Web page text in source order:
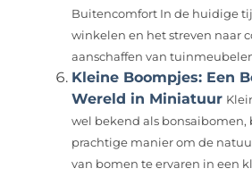
Buitencomfort In de huidige
winkelen en het streven naar
aanschaffen van
Kleine Boompjes: Een
Wereld in Miniatuur
wel bekend als bonsaibomen,
prachtige manier om de
van bomen te ervaren in een